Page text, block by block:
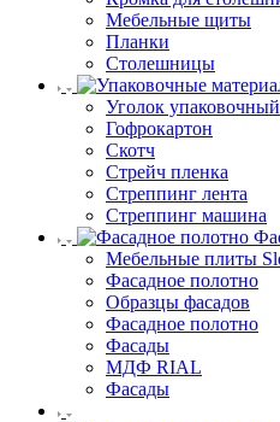
Мебельные щиты
Планки
Столешницы
Уголок упаковочный
Гофрокартон
Скотч
Стрейч пленка
Стреппинг лента
Стреппинг машина
Мебельные плиты
Фасадное полотно
Образцы фасадов
Фасадное полотно
Фасады
МДФ RIAL
Фасады